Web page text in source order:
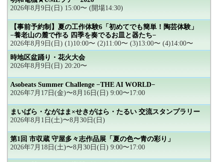
2026年8月9日(日) 15:00〜 (開場14:30)
【事前予約制】夏の工作体験6「初めてでも簡単！陶芸体験」
−養老山の麓で作る 四季を奏でるお皿と器たち−
2026年8月9日(日) (1)10:00〜 (2)11:00〜 (3)13:00〜 (4)14:00〜
時地区盆踊り・花火大会
2026年8月9日(日) 20:20〜
Asobeats Summer Challenge −THE AI WORLD−
2026年7月17日(金)〜8月16日(日) 9:00〜17:00
まいばら・ながはま×せきがはら・たるい 交流スタンプラリー
2026年8月1日(土)〜8月30日(日)
第1回 市収蔵 守屋多々志作品展「夏の色〜青の彩り」
2026年7月18日(土)〜8月30日(日) 9:00〜17:00